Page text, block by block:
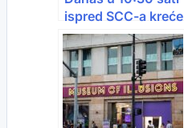
ispred SCC-a kreće
biciklistička utrka
Tour of Bosnia and
Herzegovina